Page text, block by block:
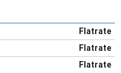
Flatrate
Flatrate
Flatrate